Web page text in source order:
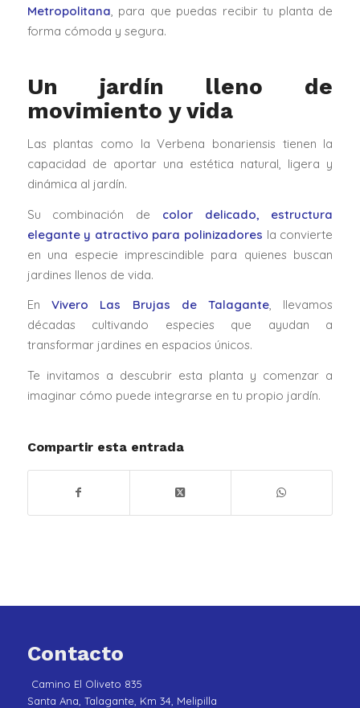
Metropolitana, para que puedas recibir tu planta de
forma cómoda y segura.
Un jardín lleno de
movimiento y vida
Las plantas como la Verbena bonariensis tienen la
capacidad de aportar una estética natural, ligera y
dinámica al jardín.
Su combinación de color delicado, estructura
elegante y atractivo para polinizadores la convierte
en una especie imprescindible para quienes buscan
jardines llenos de vida.
En Vivero Las Brujas de Talagante, llevamos
décadas cultivando especies que ayudan a
transformar jardines en espacios únicos.
Te invitamos a descubrir esta planta y comenzar a
imaginar cómo puede integrarse en tu propio jardín.
Compartir esta entrada
Contacto
Camino El Oliveto 835
Santa Ana, Talagante, Km 34, Melipilla